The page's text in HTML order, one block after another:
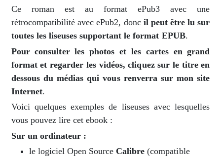
Ce roman est au format ePub3 avec une
rétrocompatibilité avec ePub2, donc il peut être lu sur
toutes les liseuses supportant le format EPUB.
Pour consulter les photos et les cartes en grand
format et regarder les vidéos, cliquez sur le titre en
dessous du médias qui vous renverra sur mon site
Internet.
Voici quelques exemples de liseuses avec lesquelles
vous pouvez lire cet ebook :
Sur un ordinateur :
le logiciel Open Source Calibre (compatible